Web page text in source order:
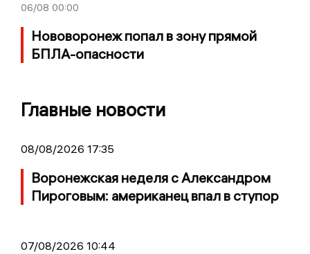
06/08 00:00
Нововоронеж попал в зону прямой
БПЛА-опасности
Главные новости
08/08/2026 17:35
Воронежская неделя с Александром
Пироговым: американец впал в ступор
07/08/2026 10:44